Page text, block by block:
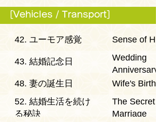
[Vehicles / Transport]
42. ユーモア感覚 Sense of
43. 結婚記念日
Wedding
Anniversary
48. 妻の誕生日
Wife's
52. 結婚生活を続け
る秘訣
The Secret
Marriage